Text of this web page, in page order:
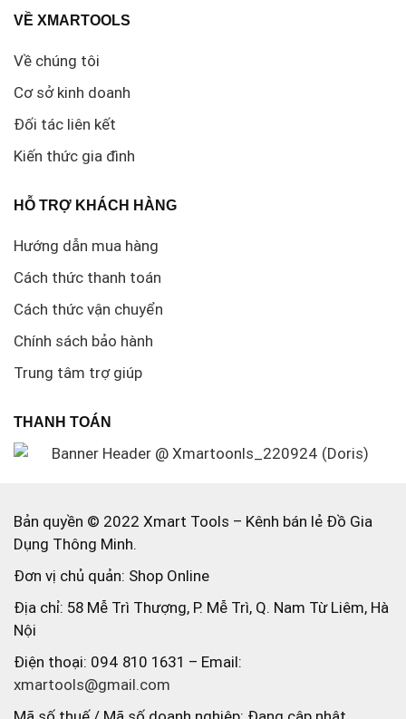
VỀ XMARTOOLS
Về chúng tôi
Cơ sở kinh doanh
Đối tác liên kết
Kiến thức gia đình
HỖ TRỢ KHÁCH HÀNG
Hướng dẫn mua hàng
Cách thức thanh toán
Cách thức vận chuyển
Chính sách bảo hành
Trung tâm trợ giúp
THANH TOÁN
Bản quyền © 2022 Xmart Tools – Kênh bán lẻ Đồ Gia
Dụng Thông Minh.
Đơn vị chủ quản: Shop Online
Địa chỉ: 58 Mễ Trì Thượng, P. Mễ Trì, Q. Nam Từ Liêm, Hà
Nội
Điện thoại: 094 810 1631 – Email:
xmartools@gmail.com